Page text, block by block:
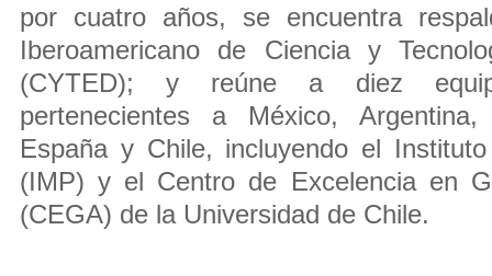
por cuatro años, se encuentra
Iberoamericano de Ciencia y
(CYTED); y reúne a diez
pertenecientes a México, Argentina,
España y Chile, incluyendo el
(IMP) y el Centro de Excelencia en
(CEGA) de la Universidad de Chile.